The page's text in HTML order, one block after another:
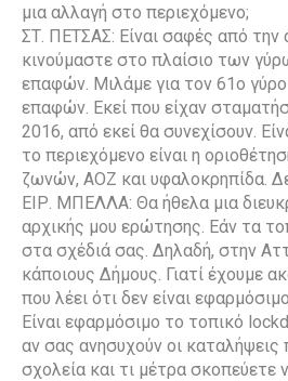
μια αλλαγή στο περιεχόμενο;
ΣΤ. ΠΕΤΣΑΣ: Είναι σαφές από την
κινούμαστε στο πλαίσιο των
επαφών. Μιλάμε για τον 61ο
επαφών. Εκεί που είχαν
2016, από εκεί θα συνεχίσουν.
το περιεχόμενο είναι η
ζωνών, ΑΟΖ και υφαλοκρηπίδα.
ΕΙΡ. ΜΠΕΛΛΑ: Θα ήθελα μια
αρχικής μου ερώτησης. Εάν τα
στα σχέδιά σας. Δηλαδή, στην
κάποιους Δήμους. Γιατί έχουμε
που λέει ότι δεν είναι
Είναι εφαρμόσιμο το τοπικό
αν σας ανησυχούν οι καταλήψεις
σχολεία και τι μέτρα σκοπεύετε